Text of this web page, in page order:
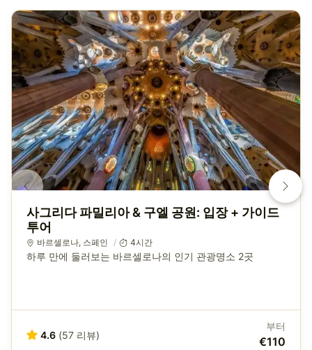
사그리다 파밀리아 & 구엘 공원: 입장 + 가이드
투어
바르셀로나, 스페인 4시간
하루 만에 둘러보는 바르셀로나의 인기 관광명소 2곳
4.6 (57 리뷰)
부터
€110